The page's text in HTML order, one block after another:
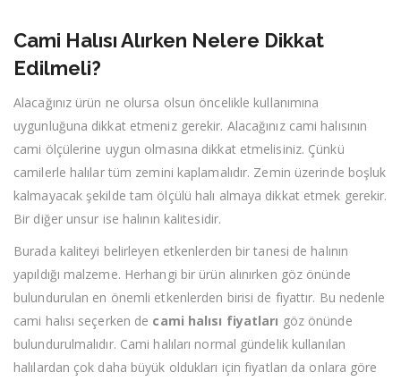
Cami Halısı Alırken Nelere Dikkat
Edilmeli?
Alacağınız ürün ne olursa olsun öncelikle kullanımına
uygunluğuna dikkat etmeniz gerekir. Alacağınız cami halısının
cami ölçülerine uygun olmasına dikkat etmelisiniz. Çünkü
camilerle halılar tüm zemini kaplamalıdır. Zemin üzerinde boşluk
kalmayacak şekilde tam ölçülü halı almaya dikkat etmek gerekir.
Bir diğer unsur ise halının kalitesidir.
Burada kaliteyi belirleyen etkenlerden bir tanesi de halının
yapıldığı malzeme. Herhangi bir ürün alınırken göz önünde
bulundurulan en önemli etkenlerden birisi de fiyattır. Bu nedenle
cami halısı seçerken de cami halısı fiyatları göz önünde
bulundurulmalıdır. Cami halıları normal gündelik kullanılan
halılardan çok daha büyük oldukları için fiyatları da onlara göre